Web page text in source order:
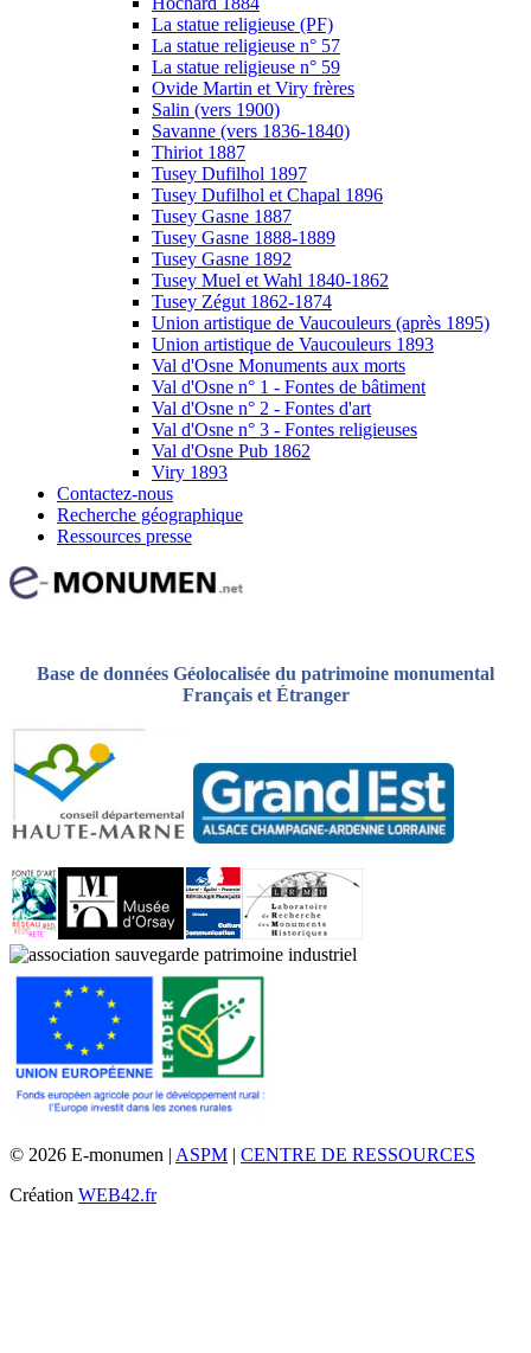
La statue religieuse (PF)
La statue religieuse n° 57
La statue religieuse n° 59
Ovide Martin et Viry frères
Salin (vers 1900)
Savanne (vers 1836-1840)
Thiriot 1887
Tusey Dufilhol 1897
Tusey Dufilhol et Chapal 1896
Tusey Gasne 1887
Tusey Gasne 1888-1889
Tusey Gasne 1892
Tusey Muel et Wahl 1840-1862
Tusey Zégut 1862-1874
Union artistique de Vaucouleurs (après 1895)
Union artistique de Vaucouleurs 1893
Val d'Osne Monuments aux morts
Val d'Osne n° 1 - Fontes de bâtiment
Val d'Osne n° 2 - Fontes d'art
Val d'Osne n° 3 - Fontes religieuses
Val d'Osne Pub 1862
Viry 1893
Contactez-nous
Recherche géographique
Ressources presse
Base de données Géolocalisée du patrimoine monumental
Français et Étranger
© 2026 E-monumen | ASPM | CENTRE DE RESSOURCES
Création WEB42.fr